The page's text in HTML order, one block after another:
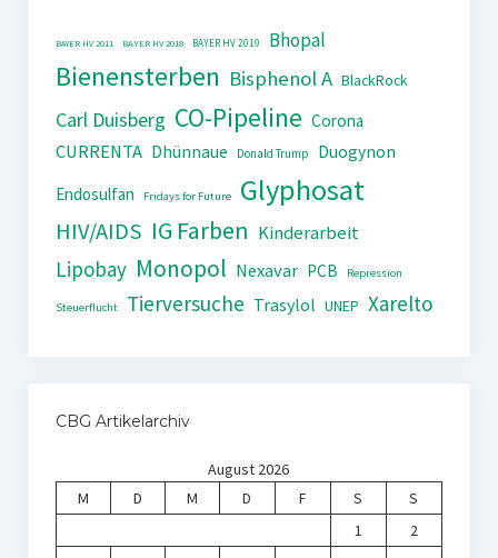
BAYER HV 2011 BAYER HV 2018 BAYER HV 2019 Bhopal
Bienensterben Bisphenol A BlackRock
Carl Duisberg CO-Pipeline Corona
CURRENTA Dhünnaue Donald Trump
Duogynon
Endosulfan
Fridays for Future Glyphosat
HIV/AIDS IG Farben Kinderarbeit
Lipobay Monopol Nexavar PCB Repression
Steuerflucht Tierversuche Trasylol UNEP Xarelto
CBG Artikelarchiv
August 2026
M
D M D F S
S
1
2